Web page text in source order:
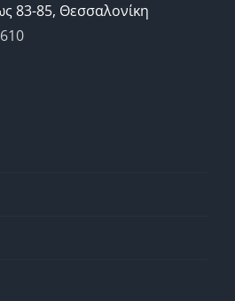
83-85, Θεσσαλονίκη